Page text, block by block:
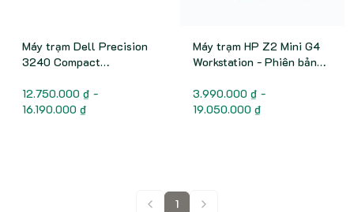
Máy trạm Dell Precision
3240 Compact
12.750.000 ₫ -
16.190.000 ₫
Máy trạm HP Z2 Mini G4
Workstation - Phiên bản
3.990.000 ₫ -
19.050.000 ₫
1